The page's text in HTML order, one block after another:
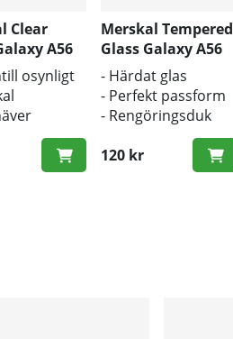
Clear
A56
osynligt
mot
Merskal Tempered
Glass Galaxy A56
(3D) - BULK
- Härdat glas
- Perfekt passform
- Rengöringsduk
inkluderad
120 kr